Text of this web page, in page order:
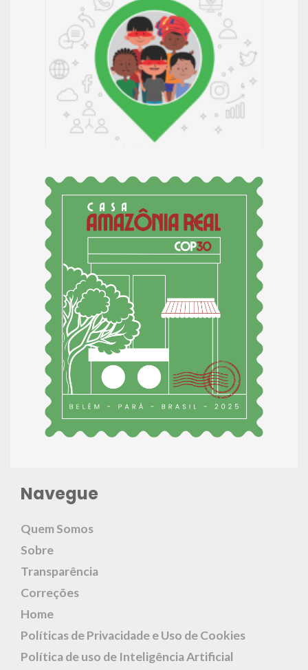
Navegue
Quem Somos
Sobre
Transparência
Correções
Home
Políticas de Privacidade e Uso de Cookies
Política de uso de Inteligência Artificial